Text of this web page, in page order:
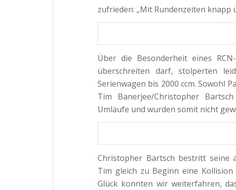
zufrieden: „Mit Rundenzeiten
Über die Besonderheit eines
überschreiten darf, stolperten
Serienwagen bis 2000 ccm. Sowohl
Tim Banerjee/Christopher
Umläufe und wurden somit nicht
Christopher Bartsch bestritt seine
Tim gleich zu Beginn eine
Glück konnten wir weiterfahren,